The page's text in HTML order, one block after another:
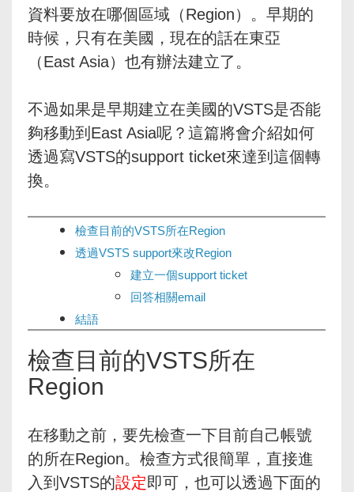
資料要放在哪個區域（Region）。早期的
時候，只有在美國，現在的話在東亞
（East Asia）也有辦法建立了。
不過如果是早期建立在美國的VSTS是否能
夠移動到East Asia呢？這篇將會介紹如何
透過寫VSTS的support ticket來達到這個轉
換。
檢查目前的VSTS所在Region
透過VSTS support來改Region
建立一個support ticket
回答相關email
結語
檢查目前的VSTS所在
Region
在移動之前，要先檢查一下目前自己帳號
的所在Region。檢查方式很簡單，直接進
入到VSTS的設定即可，也可以透過下面的